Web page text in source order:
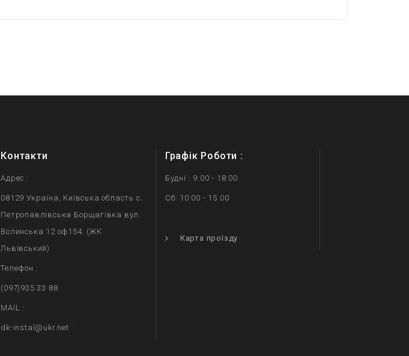
Контакти
Адрес :
08129 Україна, Київська область с.
Петропавлівська Борщагівка вул.
Волинська 12 оф154. (ЖК
Львівський)
Телефон :
(097)935 33 88
MAIL :
dk-instal@ukr.net
Графік Роботи :
Будні : 9:00 - 18:00
Сб: 10:00 - 15:00
Карта проїзду